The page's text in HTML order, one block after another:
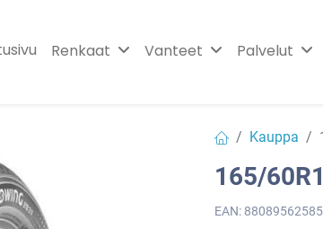
Renkaat Vanteet Palvelut
Kauppa
165/
EAN: